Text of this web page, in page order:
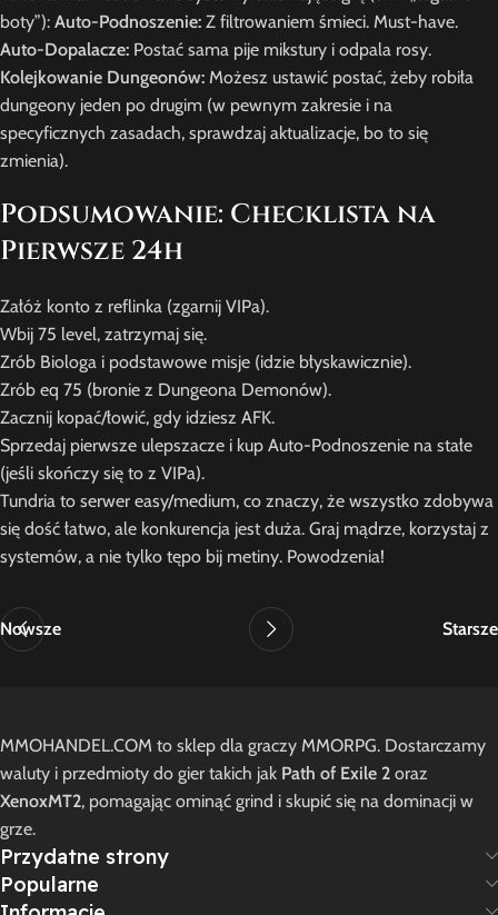
boty”): Auto-Podnoszenie: Z filtrowaniem śmieci. Must-have.
Auto-Dopalacze: Postać sama pije mikstury i odpala rosy.
Kolejkowanie Dungeonów: Możesz ustawić postać, żeby robiła
dungeony jeden po drugim (w pewnym zakresie i na
specyficznych zasadach, sprawdzaj aktualizacje, bo to się
zmienia).
Podsumowanie: Checklista na
Pierwsze 24h
Załóż konto z reflinka (zgarnij VIPa).
Wbij 75 level, zatrzymaj się.
Zrób Biologa i podstawowe misje (idzie błyskawicznie).
Zrób eq 75 (bronie z Dungeona Demonów).
Zacznij kopać/łowić, gdy idziesz AFK.
Sprzedaj pierwsze ulepszacze i kup Auto-Podnoszenie na stałe
(jeśli skończy się to z VIPa).
Tundria to serwer easy/medium, co znaczy, że wszystko zdobywa
się dość łatwo, ale konkurencja jest duża. Graj mądrze, korzystaj z
systemów, a nie tylko tępo bij metiny. Powodzenia!
Nowsze Starsze
MMOHANDEL.COM to sklep dla graczy MMORPG. Dostarczamy
waluty i przedmioty do gier takich jak Path of Exile 2 oraz
XenoxMT2, pomagając ominąć grind i skupić się na dominacji w
grze.
Przydatne strony
Popularne